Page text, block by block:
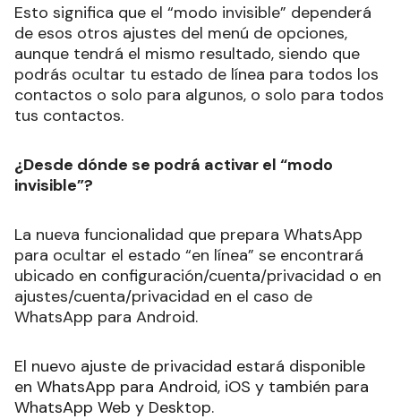
Esto significa que el “modo invisible” dependerá
de esos otros ajustes del menú de opciones,
aunque tendrá el mismo resultado, siendo que
podrás ocultar tu estado de línea para todos los
contactos o solo para algunos, o solo para todos
tus contactos.
¿Desde dónde se podrá activar el “modo
invisible”?
La nueva funcionalidad que prepara WhatsApp
para ocultar el estado “en línea” se encontrará
ubicado en configuración/cuenta/privacidad o en
ajustes/cuenta/privacidad en el caso de
WhatsApp para Android.
El nuevo ajuste de privacidad estará disponible
en WhatsApp para Android, iOS y también para
WhatsApp Web y Desktop.